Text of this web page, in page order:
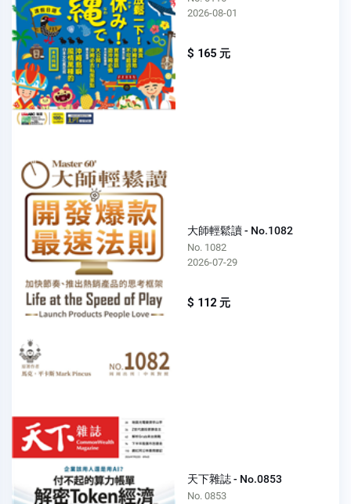
2026-08-01
$ 165 元
大師輕鬆讀 - No.1082
No. 1082
2026-07-29
$ 112 元
天下雜誌 - No.0853
No. 0853